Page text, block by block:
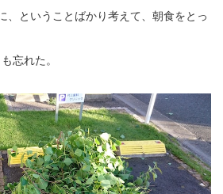
、ということばかり考えて、朝食をとっ
忘れた。